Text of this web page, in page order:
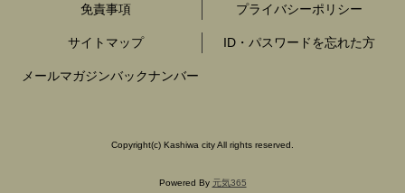
免責事項 プライバシーポリシー
サイトマップ ID・パスワードを忘れた方
メールマガジンバックナンバー
Copyright(c) Kashiwa city All rights reserved.
Powered By 元気365